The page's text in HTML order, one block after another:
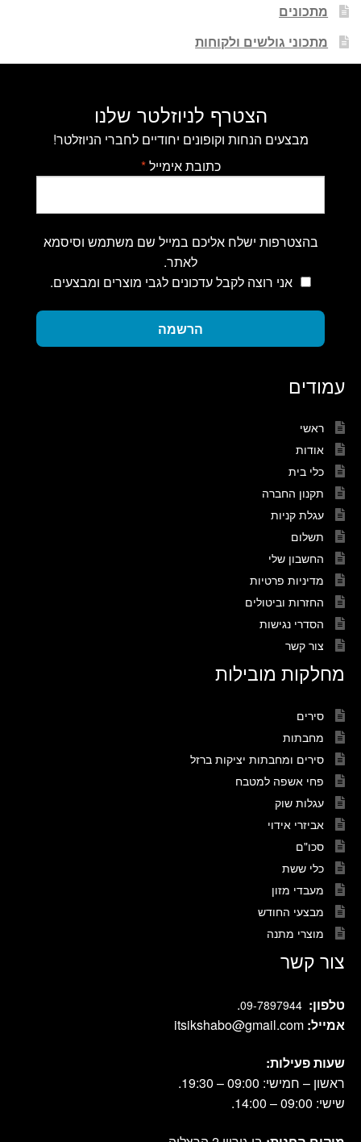
מתכונים
מתכוני גולשים ולקוחות
הצטרף לניוזלטר שלנו
מבצעים הנחות וקופונים יחודיים לחברי הניוזלטר!
כתובת אימייל*
בהצטרפות ישלח אליכם במייל שם משתמש וסיסמא
לאתר.
אני רוצה לקבל עדכונים לגבי מוצרים ומבצעים.
הרשמה
עמודים
ראשי
אודות
כלי בית
תקנון החברה
עגלת קניות
תשלום
החשבון שלי
מדיניות פרטיות
החזרות וביטולים
הסדרי נגישות
צור קשר
מחלקות מובילות
סירים
מחבתות
סירים ומחבתות יציקות ברזל
פחי אשפה למטבח
עגלות שוק
אביזרי אידוי
סכו"ם
כלי ששת
מעבדי מזון
מבצעי החודש
מוצרי מתנה
צור קשר
טלפון: 09-7897944
.
אמייל: itsikshabo@gmail.com
שעות פעילות:
ראשון – חמישי: 09:00 – 19:30.
שישי: 09:00 – 14:00.